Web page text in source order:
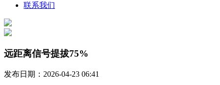
联系我们
远距离信号提拔75%
发布日期：2026-04-23 06:41